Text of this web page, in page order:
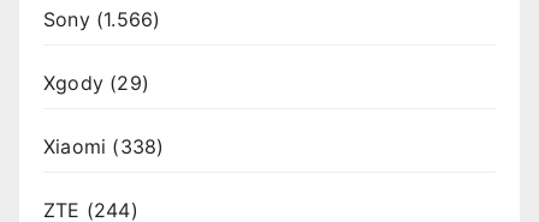
Sony(1.566)
Xgody (29)
Xiaomi (338)
ZTE (244)